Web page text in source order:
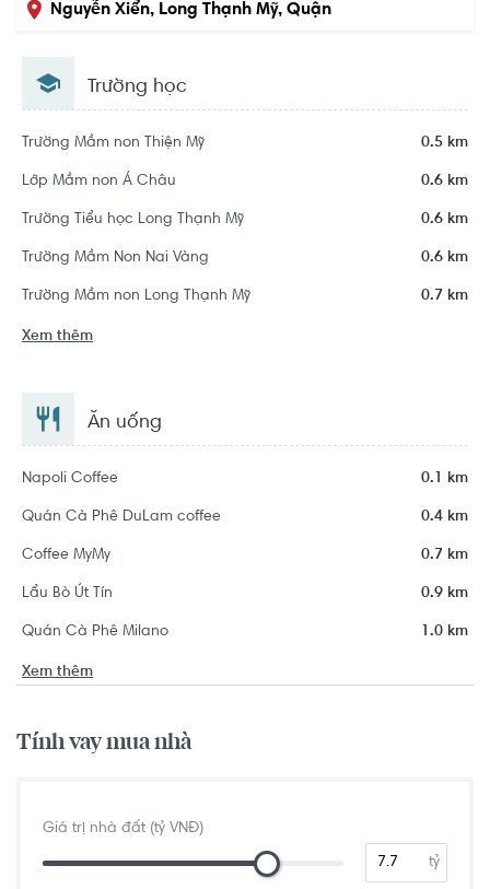
Nguyễn Xiển, Long Thạnh Mỹ, Quận
Trường học
Trường Mầm non Thiện Mỹ 0.5 km
Lớp Mầm non Á Châu 0.6 km
Trường Tiểu học Long Thạnh Mỹ 0.6 km
Trường Mầm Non Nai Vàng 0.6 km
Trường Mầm non Long Thạnh Mỹ 0.7 km
Xem thêm
Ăn uống
Napoli Coffee 0.1 km
Quán Cà Phê DuLam coffee 0.4 km
Coffee MyMy 0.7 km
Lẩu Bò Út Tín 0.9 km
Quán Cà Phê Milano 1.0 km
Xem thêm
Tính vay mua nhà
Giá trị nhà đất (tỷ VNĐ)
tỷ